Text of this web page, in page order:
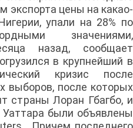
экспорта цены на какао-
упали на 28% по
значениями,
назад, сообщает
в крупнейший в
кризис после
выборов, после которых
страны Лоран Гбагбо, и
Уаттара были объявлены